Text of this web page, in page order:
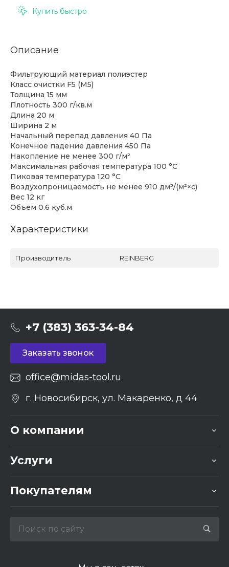
Купить быстро
Описание
Фильтрующий материал полиэстер
Класс очистки F5 (M5)
Толщина 15 мм
Плотность 300 г/кв.м
Длина 20 м
Ширина 2 м
Начальный перепад давления 40 Па
Конечное падение давления 450 Па
Накопление не менее 300 г/м²
Максимальная рабочая температура 100 °C
Пиковая температура 120 °C
Воздухопроницаемость не менее 910 дм³/(м²×с)
Вес 12 кг
Объём 0.6 куб.м
Характеристики
Производитель REINBERG
+7 (383) 363-34-84
Заказать звонок
office@midas-tool.ru
г. Новосибирск, ул. Макаренко, д 44
О компании
Услуги
Покупателям